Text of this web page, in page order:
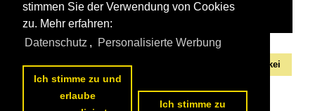
Alle Fotos ausSlowakei Slowakei
stimmen Sie der Verwendung von Cookies
zu. Mehr erfahren:
Datenschutz , Personalisierte Werbung
Ich stimme zu und
erlaube
Ich stimme zu